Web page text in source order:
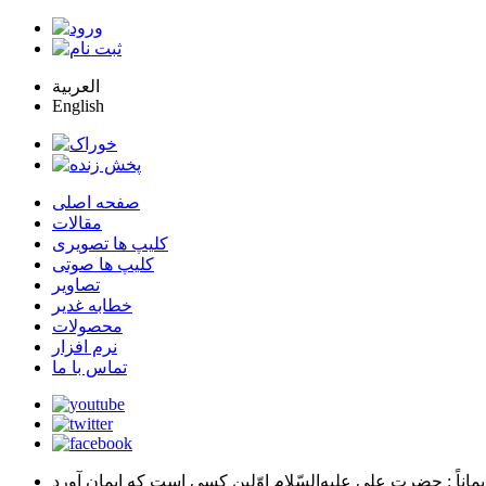
العربية
English
صفحه اصلی
مقالات
کلیپ ها تصویری
کلیپ ها صوتی
تصاویر
خطابه غدیر
محصولات
نرم افزار
تماس با ما